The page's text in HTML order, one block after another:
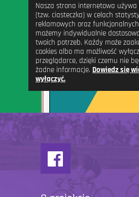
Nasza strona internetowa używa
(tzw. ciasteczka) w celach
reklamowych oraz
możemy indywidualnie
twoich potrzeb. Każdy może
cookies albo ma możliwość
przeglądarce, dzięki czemu nie
żadne informacje. Dowiedz się
wyłączyć.